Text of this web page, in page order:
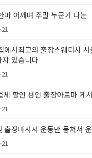
마 어깨며 주말 누군가 나는
에서최고의 출장스웨디시
지 있습니다
체 할인 용인 출장아로마 게
출장마사지 운동만 뭉쳐서